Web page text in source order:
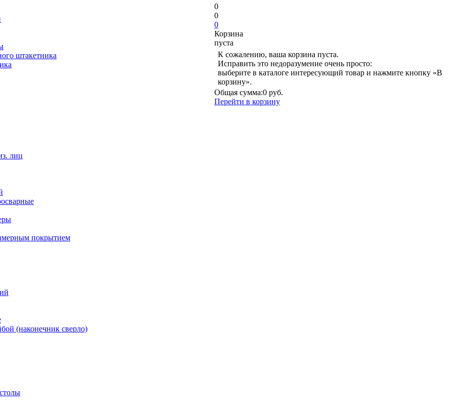
штакетника
лиц
покрытием
(наконечник сверло)
0
0
0
Корзина
пуста
К сожалению, ваша корзина пуста.
Исправить это недоразумение очень просто:
выберите в каталоге интересующий товар и нажмите кнопку «В
корзину».
Общая сумма:0 руб.
Перейти в корзину